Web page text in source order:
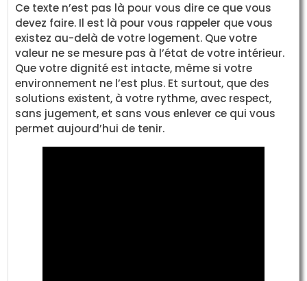
Ce texte n’est pas là pour vous dire ce que vous
devez faire. Il est là pour vous rappeler que vous
existez au-delà de votre logement. Que votre
valeur ne se mesure pas à l’état de votre intérieur.
Que votre dignité est intacte, même si votre
environnement ne l’est plus. Et surtout, que des
solutions existent, à votre rythme, avec respect,
sans jugement, et sans vous enlever ce qui vous
permet aujourd’hui de tenir.